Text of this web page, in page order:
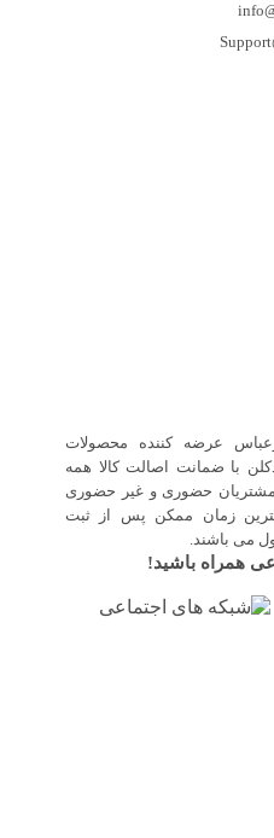
عرضه کننده محصولات
با ضمانت اصالت کالا همه
مشتریان حضوری و غیر حضوری
زمان ممکن پس از ثبت
می باشند.
همراه باشید!